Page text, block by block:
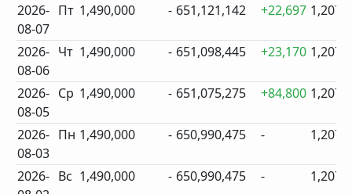
2026-
08-07
Пт 1,490,000 - 651,121,142 +22,697 1,207
2026-
08-06
Чт 1,490,000 - 651,098,445 +23,170 1,207
2026-
08-05
Ср 1,490,000 - 651,075,275 +84,800 1,207
2026-
08-03
Пн 1,490,000 - 650,990,475 - 1,207
2026- Вс 1,490,000 - 650,990,475 - 1,207